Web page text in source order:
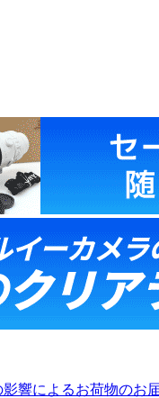
響によるお荷物のお